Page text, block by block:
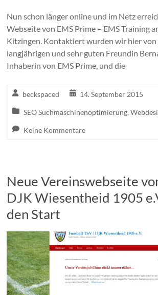
Nun schon länger online und im Netz
Webseite von EMS Prime – EMS Training
Kitzingen. Kontaktiert wurden wir hier von
langjährigen und sehr guten Freundin
Inhaberin von EMS Prime, und die
beckspaced 14. September 2015
SEO Suchmaschinenoptimierung,
Keine Kommentare
Neue Vereinswebseite
DJK Wiesentheid 1905
den Start